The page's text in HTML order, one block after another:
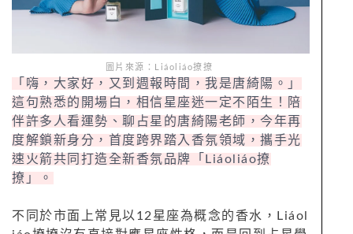
圖片來源：Liáoliáo撩撩
「嗨，大家好，又到週報時間，我是唐綺陽。」
這句熟悉的開場白，相信星座迷一定不陌生！陪
伴許多人看運勢、聊占星的唐綺陽老師，今年再
度解鎖新身分，首度跨界踏入香氛領域，攜手光
速火箭共同打造全新香氛品牌「Liáoliáo撩
撩」。
不同於市面上常見以12星座為概念的香水，Liáol